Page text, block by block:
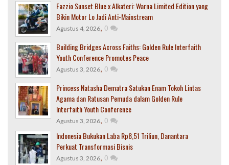
Fazzio Sunset Blue x Alkateri: Warna Limited Edition yang
Bikin Motor Lo Jadi Anti-Mainstream
Agustus 4, 2026, 0
Building Bridges Across Faiths: Golden Rule Interfaith
Youth Conference Promotes Peace
Agustus 3, 2026, 0
Princess Natasha Dematra Satukan Enam Tokoh Lintas
Agama dan Ratusan Pemuda dalam Golden Rule
Interfaith Youth Conference
Agustus 3, 2026, 0
Indonesia Bukukan Laba Rp8,51 Triliun, Danantara
Perkuat Transformasi Bisnis
Agustus 3, 2026, 0